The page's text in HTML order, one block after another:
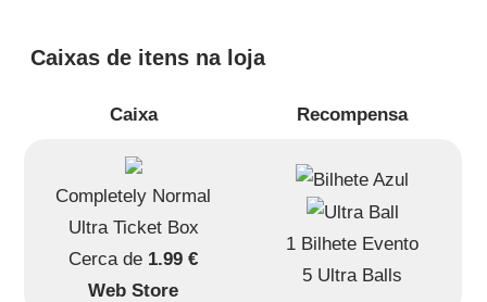
Caixas de itens na loja
Caixa Recompensa
Completely Normal
Ultra Ticket Box
Cerca de 1.99 €
Web Store
1 Bilhete Evento
5 Ultra Balls